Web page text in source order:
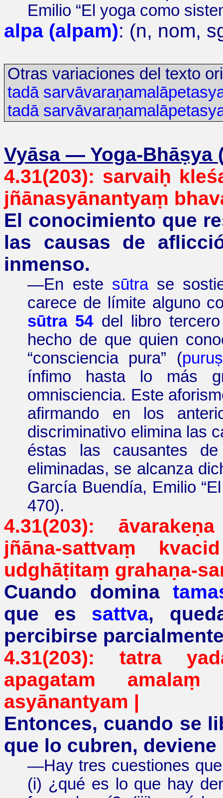
Emilio “El yoga como
alpa (alpam): (n, nom,
Otras variaciones del texto
tadā
tadā
Vyāsa — Yoga-Bhāṣya
4.31(203): sarvaiḥ
jñānasyānantyaṃ
El conocimiento que
las causas de
inmenso.
—En este sūtrase
carece de límite alguno
sūtra 54del libro tercero
hecho de que quien
“consciencia pura” (
ínfimo hasta lo más
omnisciencia. Este
afirmando en los
discriminativo elimina las
éstas las causantes
eliminadas, se alcanza
García Buendía, Emilio “
470).
4.31(203): āvarakeṇa
jñāna-sattvaṃ kvacid
udghāṭitaṃ grahaṇa-
Cuando domina
que es sattva,
percibirse
4.31(203): tatra
apagatam
amalaṃ
asyānantyam |
Entonces, cuando se
que lo cubren,
—Hay tres cuestiones
(i) ¿ qué es lo que hay